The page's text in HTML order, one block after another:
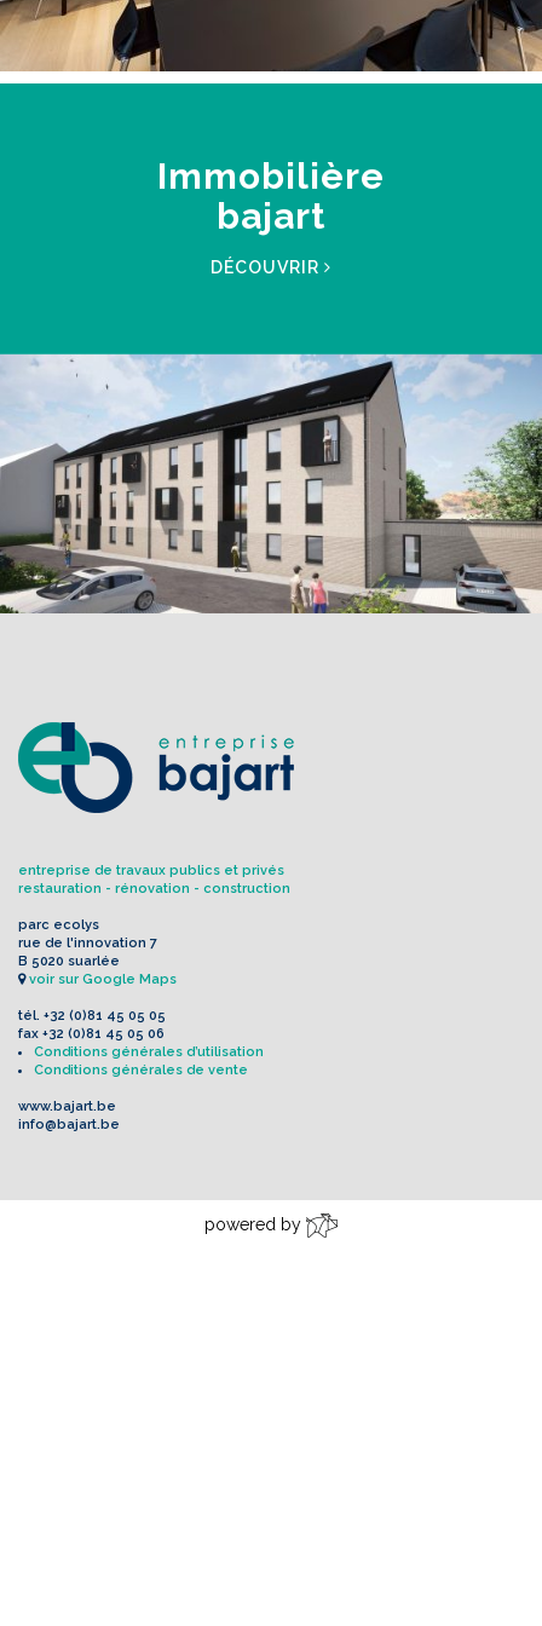
Immobilière
bajart
DÉCOUVRIR
entreprise de travaux publics et privés
restauration - rénovation - construction
parc ecolys
rue de l'innovation 7
B 5020 suarlée
voir sur Google Maps
tél. +32 (0)81 45 05 05
fax +32 (0)81 45 05 06
Conditions générales d’utilisation
Conditions générales de vente
www.bajart.be
info@bajart.be
powered by